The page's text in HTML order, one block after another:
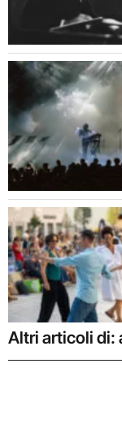
Altri articoli di: